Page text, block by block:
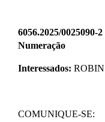
6056.2025/
Numeração
Interessados:
​COMUNIQUE-SE: